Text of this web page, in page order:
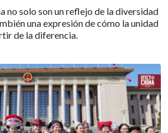
no solo son un reflejo de la diversidad
una expresión de cómo la unidad
de la diferencia.